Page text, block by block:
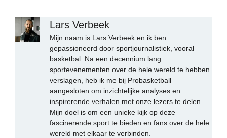
Lars Verbeek
Mijn naam is Lars Verbeek en ik ben
gepassioneerd door sportjournalistiek, vooral
basketbal. Na een decennium lang
sportevenementen over de hele wereld te hebben
verslagen, heb ik me bij Probasketball
aangesloten om inzichtelijke analyses en
inspirerende verhalen met onze lezers te delen.
Mijn doel is om een unieke kijk op deze
fascinerende sport te bieden en fans over de hele
wereld met elkaar te verbinden.